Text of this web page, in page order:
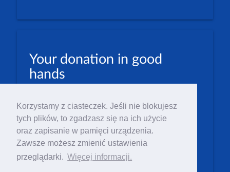
Korzystamy z ciasteczek. Jeśli nie blokujesz
tych plików, to zgadzasz się na ich użycie
oraz zapisanie w pamięci urządzenia.
Zawsze możesz zmienić ustawienia
przeglądarki. Więcej informacji.
Your donation in good
hands
EUR: 23 1600 1462 1884 8633 6000 0004
Numer IBAN: PL23 1 600 1462 1884 8633 6000
0004
Numer BIC/SWIFT: PPABPLPK